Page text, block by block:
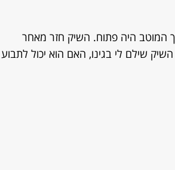
המוטב היה פתוח. השיק חזר מאחר
שילם לי בגינו, האם הוא יכול לתבוע